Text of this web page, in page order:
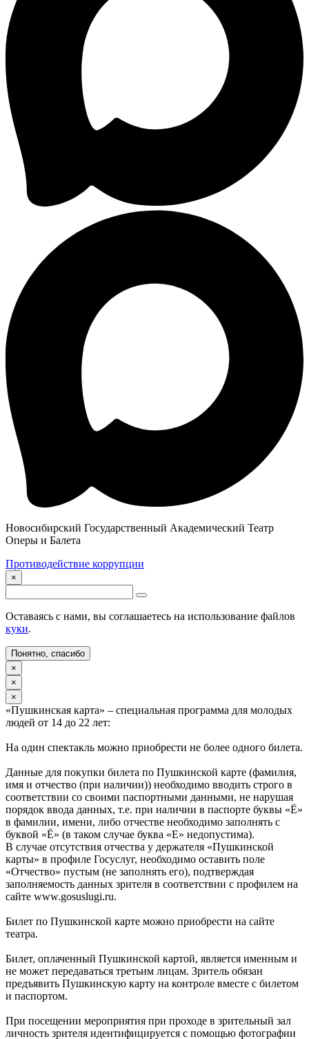
Новосибирский Государственный Академический Театр
Оперы и Балета
Противодействие коррупции
×
Оставаясь с нами, вы соглашаетесь на использование файлов
куки.
Понятно, спасибо
×
×
×
«Пушкинская карта» – специальная программа для молодых
людей от 14 до 22 лет:
На один спектакль можно приобрести не более одного билета.
Данные для покупки билета по Пушкинской карте (фамилия,
имя и отчество (при наличии)) необходимо вводить строго в
соответствии со своими паспортными данными, не нарушая
порядок ввода данных, т.е. при наличии в паспорте буквы «Ё»
в фамилии, имени, либо отчестве необходимо заполнять с
буквой «Ё» (в таком случае буква «Е» недопустима).
В случае отсутствия отчества у держателя «Пушкинской
карты» в профиле Госуслуг, необходимо оставить поле
«Отчество» пустым (не заполнять его), подтверждая
заполняемость данных зрителя в соответствии с профилем на
сайте www.gosuslugi.ru.
Билет по Пушкинской карте можно приобрести на сайте
театра.
Билет, оплаченный Пушкинской картой, является именным и
не может передаваться третьим лицам. Зритель обязан
предъявить Пушкинскую карту на контроле вместе с билетом
и паспортом.
При посещении мероприятия при проходе в зрительный зал
личность зрителя идентифицируется с помощью фотографии